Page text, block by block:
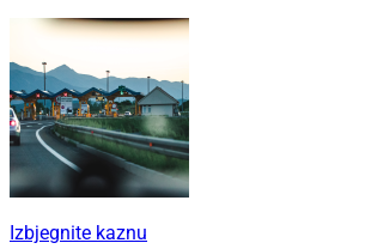
Izbjegnite kaznu